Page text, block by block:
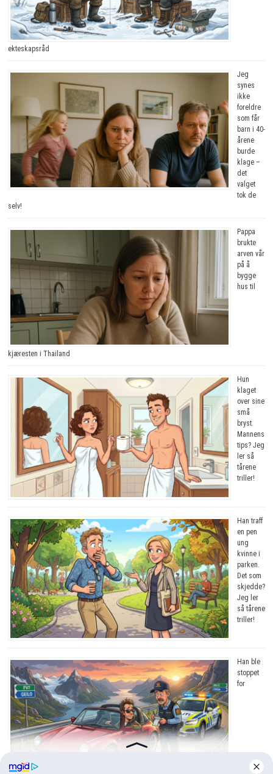
ekteskapsråd
Jeg
synes
ikke
foreldre
som får
barn i 40-
årene
burde
klage –
det
valget
tok de
selv!
Pappa
brukte
arven vår
på å
bygge
hus til
kjæresten i Thailand
Hun
klaget
over sine
små
bryst.
Mannens
tips? Jeg
ler så
tårene
triller!
Han traff
en pen
ung
kvinne i
parken.
Det som
skjedde?
Jeg ler
så tårene
triller!
Han ble
stoppet
for